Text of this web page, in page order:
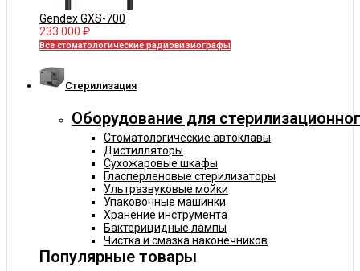
Gendex GXS-700
233 000 ₽
Все стоматологические радиовизиографы
Cтерилизация
Оборудование для
Стоматологические автоклавы
Дистилляторы
Сухожаровые шкафы
Гласперленовые стерилизаторы
Ультразвуковые мойки
Упаковочные машинки
Хранение инструмента
Бактерицидные лампы
Чистка и смазка наконечников
Популярные товары